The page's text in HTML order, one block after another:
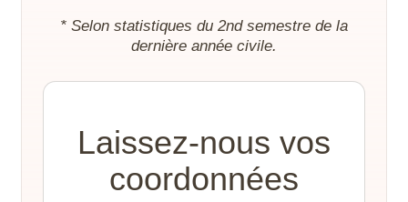
* Selon statistiques du 2nd semestre de la
dernière année civile.
Laissez-nous vos
coordonnées